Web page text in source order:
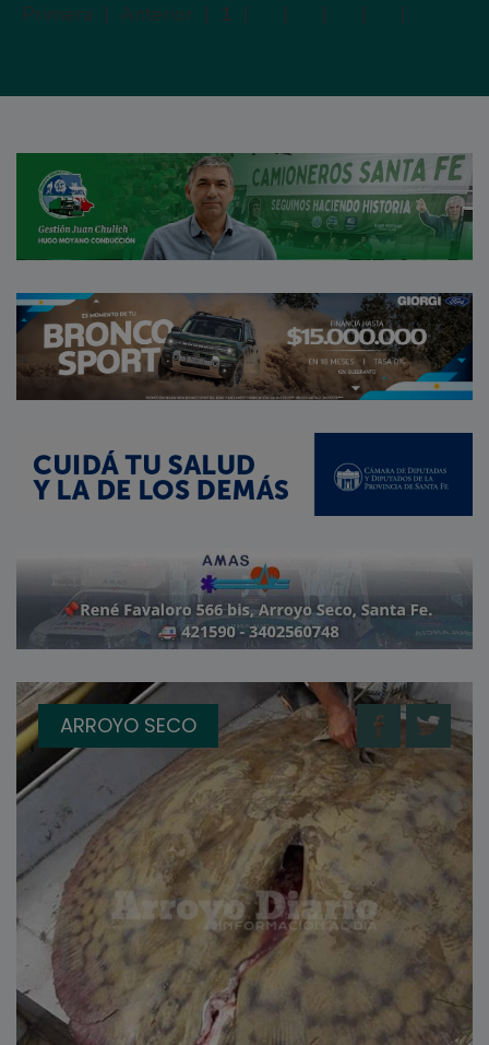
Primera | Anterior | 1 | | | | |
ARROYO SECO